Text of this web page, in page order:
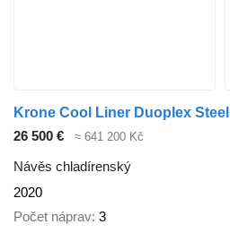
Krone Cool Liner Duoplex Steel
26 500 €
≈ 641 200 Kč
Návěs chladírenský
2020
Počet náprav 3